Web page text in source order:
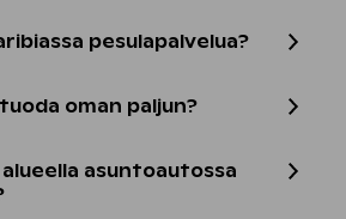
pesulapalvelua?
oman paljun?
alueella asuntoautossa